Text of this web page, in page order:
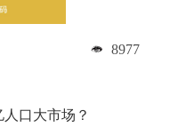
8977
口大市场？